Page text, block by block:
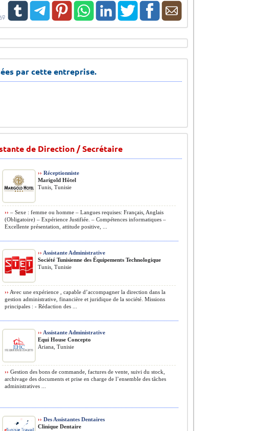
par cette entreprise.
de Direction / Secrétaire
›› Réceptionniste
Marigold Hôtel
Tunis, Tunisie
›› – Sexe : femme ou homme – Langues requises: Français, Anglais
(Obligatoire) – Expérience Justifiée. – Compétences informatiques –
Excellente présentation, attitude positive, ...
›› Assistante Administrative
Société Tunisienne des Équipements Technologique
Tunis, Tunisie
›› Avec une expérience , capable d’accompagner la direction dans la
gestion administrative, financière et juridique de la société. Missions
principales : - Rédaction des ...
›› Assistante Administrative
Equi House Concepto
Ariana, Tunisie
›› Gestion des bons de commande, factures de vente, suivi du stock,
archivage des documents et prise en charge de l’ensemble des tâches
administratives ...
›› Des Assistantes Dentaires
Clinique Dentaire